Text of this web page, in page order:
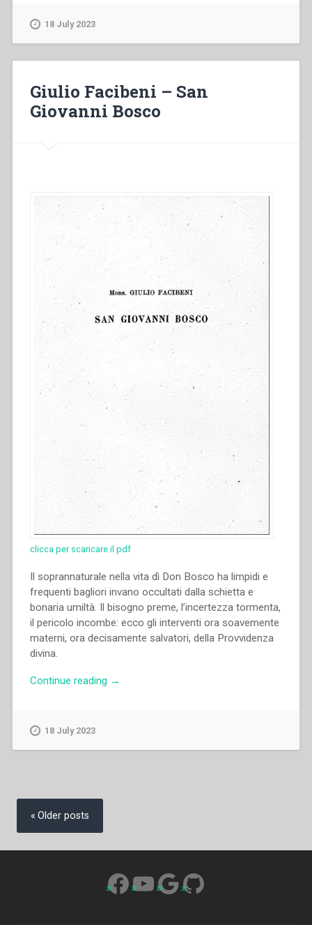
18 July 2023
Giulio Facibeni – San
Giovanni Bosco
clicca per scaricare il pdf
Il soprannaturale nella vita dì Don Bosco ha limpidi e
frequenti bagliori invano occultati dalla schietta e
bonaria umiltà. Il bisogno preme, l’incertezza tormenta,
il pericolo incombe: ecco gli interventi ora soavemente
materni, ora decisamente salvatori, della Provvidenza
divina.
Continue reading “Giulio
→
18 July 2023
Posts
navigation
Older posts
Facebook
YouTube
Google
GitHub